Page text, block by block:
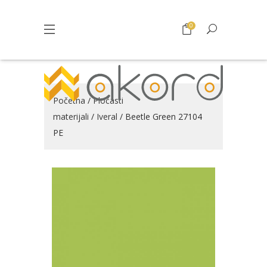
0
Početna /Pločasti
materijali / Iveral / Beetle Green 27104
PE